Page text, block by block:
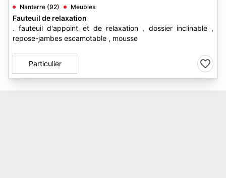
Nanterre (92) Meubles
Fauteuil de relaxation
. fauteuil d'appoint et de relaxation , dossier inclinable ,
repose-jambes escamotable , mousse
Particulier